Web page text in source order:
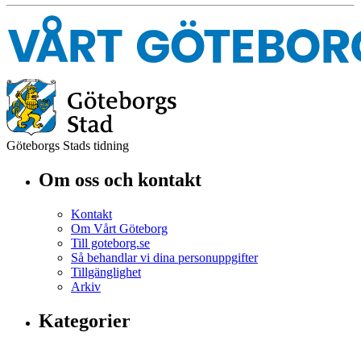
Göteborgs Stads tidning
Om oss och kontakt
Kontakt
Om Vårt Göteborg
Till goteborg.se
Så behandlar vi dina personuppgifter
Tillgänglighet
Arkiv
Kategorier